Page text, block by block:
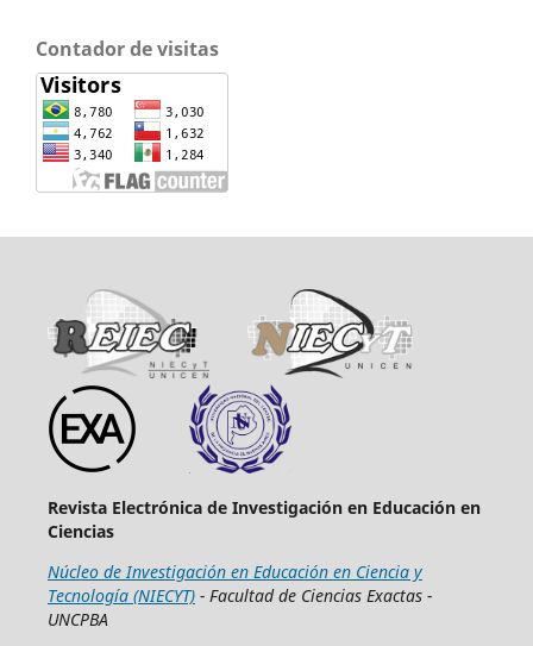
Contador de visitas
Revista Electrónica de Investigación en Educación en
Ciencias
Núcleo de Investigación en Educación en Ciencia y
Tecnología (NIECYT)- Facultad de Ciencias Exactas -
UNCPBA